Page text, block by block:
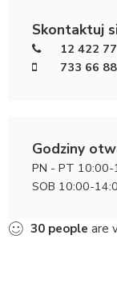
Skontaktuj
12 422
733 66
Godziny
PN - PT 10:00-
SOB 10:00-
30 people are